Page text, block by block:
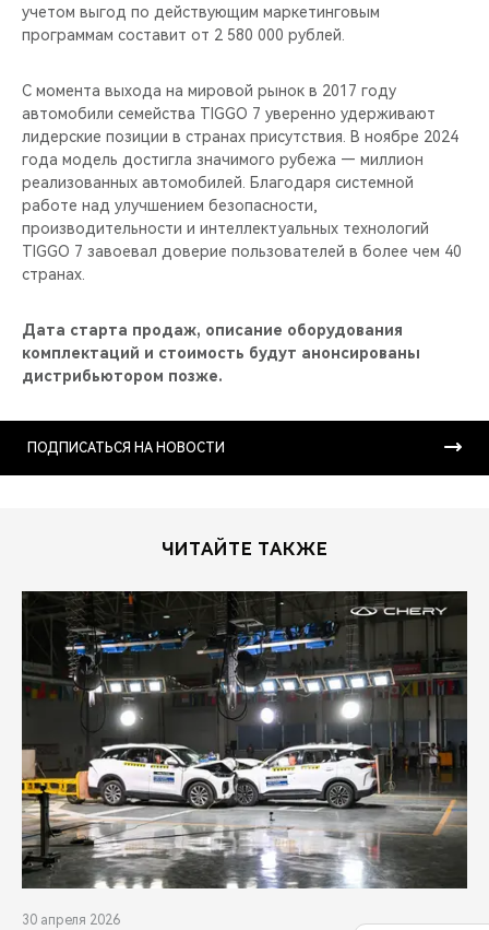
учетом выгод по действующим маркетинговым
программам составит от 2 580 000 рублей.
С момента выхода на мировой рынок в 2017 году
автомобили семейства TIGGO 7 уверенно удерживают
лидерские позиции в странах присутствия. В ноябре 2024
года модель достигла значимого рубежа — миллион
реализованных автомобилей. Благодаря системной
работе над улучшением безопасности,
производительности и интеллектуальных технологий
TIGGO 7 завоевал доверие пользователей в более чем 40
странах.
Дата старта продаж, описание оборудования
комплектаций и стоимость будут анонсированы
дистрибьютором позже.
ПОДПИСАТЬСЯ НА НОВОСТИ
ЧИТАЙТЕ ТАКЖЕ
30 апреля 2026